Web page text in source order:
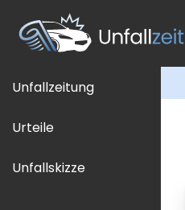
Unfallzeitung
Urteile
Unfallskizze